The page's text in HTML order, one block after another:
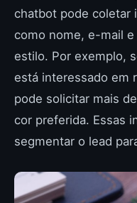
chatbot pode coletar
como nome, e-mail
estilo. Por exemplo,
está interessado em
pode solicitar mais
cor preferida. Essas
segmentar o lead